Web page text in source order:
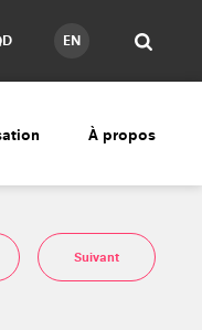
EN
À propos
Suivant